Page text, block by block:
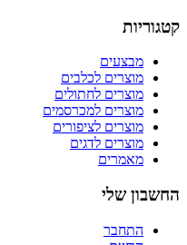
קטגוריות
מבצעים
מוצרים לכלבים
מוצרים לחתולים
מוצרים למכרסמים
מוצרים לציפורים
מוצרים לדגים
מאמרים
החשבון שלי
התחבר